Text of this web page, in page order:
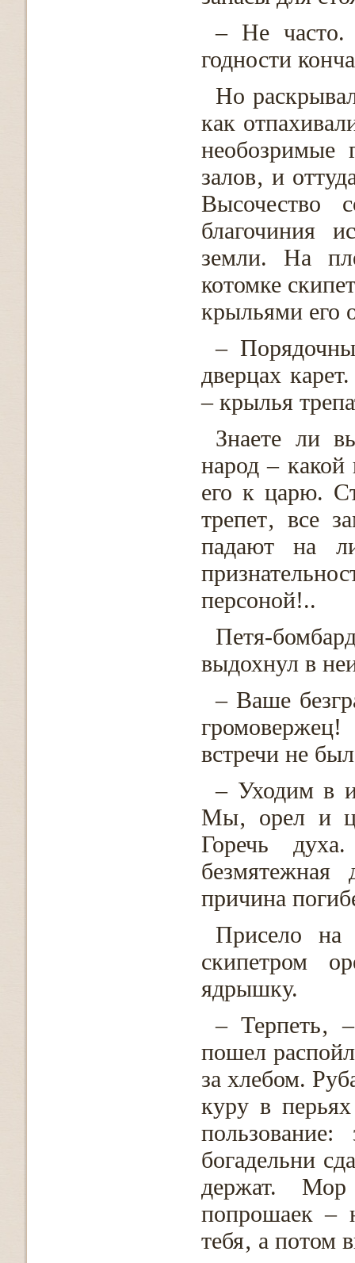
– Не
годности
Но
как
необозримые
залов‚ и
Высочество
благочиния
земли. На
котомке
крыльями его
–
дверцах
– крылья
Знаете ли
народ – какой
его к царю.
трепет‚ все
падают на
персоной!..
Петя-
выдохнул в
– Ваше
встречи не
– Уходим в
Мы‚ орел и
Горечь
безмятежная
причина
Присело на
скипетром
ядрышку.
– Терпеть‚
пошел
за хлебом.
куру в
богадельни
держат.
попрошаек –
тебя‚ а потом